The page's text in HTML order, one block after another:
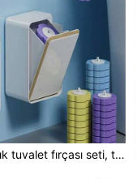
Tek kullanımlık tuvalet fırçası seti, tek kullanımlık duş fırçası, değiştirilebilir fırça başlıkları, uzun saplı fırça seti, deterjanlı tuvalet fırçası, çözünebilir fırça başlığı, lekeleri kolayca çıkarır, banyo aksesuarları, duvara monte tuvalet fırçası, banyoyu iyice temizler, ev yaşamı, üniversite yurtları için uygundur ve okula dönüş için olmazsa olmaz bir üründür.